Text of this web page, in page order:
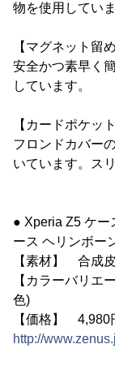
物を使用してい
【マグネット留
安全かつ素早く
しています。
【カードポケッ
フロンドカバー
いています。ス
● Xperia Z5 ケー
ース ヘリンボー
【素材】 合成
【カラーバリ
色)
【価格】 4,980
http://